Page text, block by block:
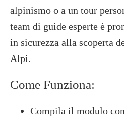
alpinismo o a un tour
team di guide esperte è
in sicurezza alla scoperta
Alpi.
Come Funziona:
Compila il modulo